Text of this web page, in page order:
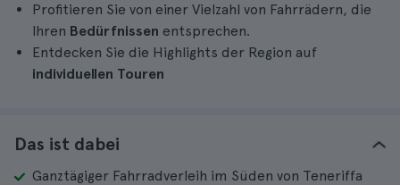
Profitieren Sie von einer Vielzahl von Fahrrädern, die
Ihren Bedürfnissen entsprechen.
Entdecken Sie die Highlights der Region auf
individuellen Touren
Das ist dabei
Ganztägiger Fahrradverleih im Süden von Teneriffa